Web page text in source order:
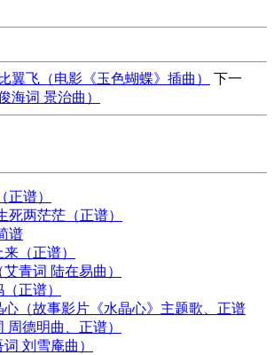
翼飞（电影《玉色蝴蝶》插曲）
下一
海词 景治曲）
正谱）
死两茫茫（正谱）
谱
（正谱）
青词 陆在易曲）
正谱）
心（故事影片《水晶心》主题歌、正谱
周德明曲、正谱）
刘雪庵曲）